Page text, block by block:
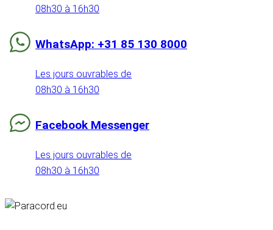
08h30 à 16h30
WhatsApp: +31 85 130 8000
Les jours ouvrables de
08h30 à 16h30
Facebook Messenger
Les jours ouvrables de
08h30 à 16h30